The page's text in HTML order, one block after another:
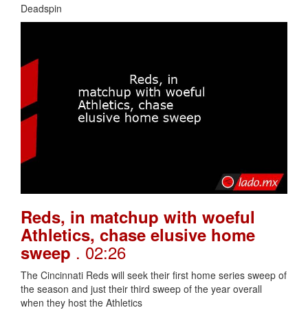
Deadspin
Reds, in matchup with woeful
Athletics, chase elusive home
sweep . 02:26
The Cincinnati Reds will seek their first home series sweep of
the season and just their third sweep of the year overall
when they host the Athletics